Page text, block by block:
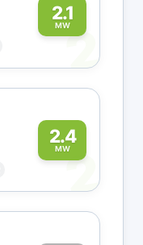
2.1
MW2
2.4
MW2